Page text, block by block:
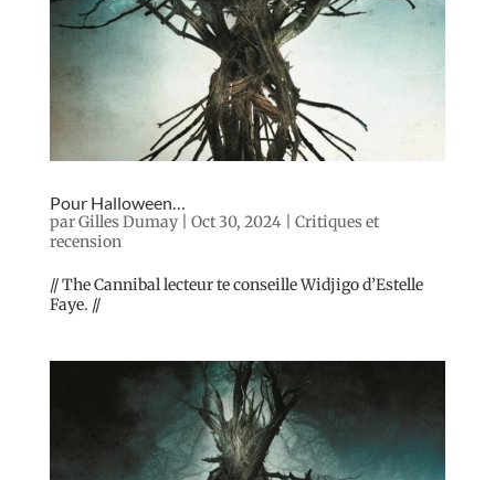
Pour Halloween…
parGilles Dumay| Oct 30, 2024| Critiques et
recension
// The Cannibal lecteur te conseille Widjigo d’Estelle
Faye. //